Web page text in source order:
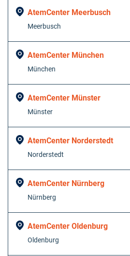
AtemCenter Meerbusch
Meerbusch
AtemCenter München
München
AtemCenter Münster
Münster
AtemCenter Norderstedt
Norderstedt
AtemCenter Nürnberg
Nürnberg
AtemCenter Oldenburg
Oldenburg